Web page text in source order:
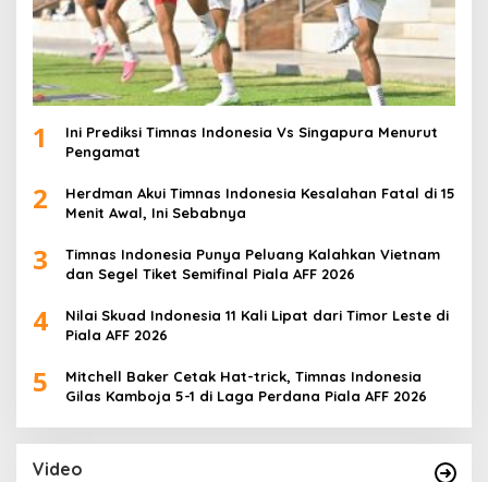
1
Ini Prediksi Timnas Indonesia Vs Singapura Menurut
Pengamat
2
Herdman Akui Timnas Indonesia Kesalahan Fatal di 15
Menit Awal, Ini Sebabnya
3
Timnas Indonesia Punya Peluang Kalahkan Vietnam
dan Segel Tiket Semifinal Piala AFF 2026
4
Nilai Skuad Indonesia 11 Kali Lipat dari Timor Leste di
Piala AFF 2026
5
Mitchell Baker Cetak Hat-trick, Timnas Indonesia
Gilas Kamboja 5-1 di Laga Perdana Piala AFF 2026
Video